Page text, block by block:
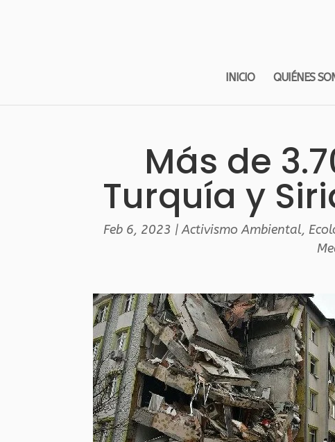
INICIO QUIÉNES
Más de
Turquía y
Feb 6, 2023 |Activismo Ambiental,